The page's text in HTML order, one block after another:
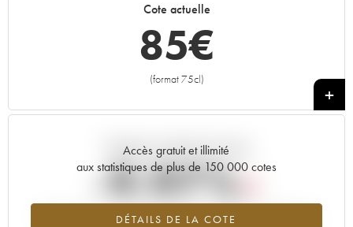
2000
Cote actuelle
85€
(format 75cl)
+
Accès gratuit et illimité
aux statistiques de plus de 150 000 cotes
DÉTAILS DE LA COTE
Tendance actuelle de la cote
-9.97%
Tendance à la baisse du millésime 2005 en 2026 par rapport à